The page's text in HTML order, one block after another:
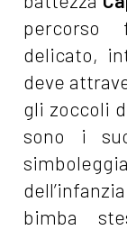
delicato,
deve
gli zoccoli
sono i
bimba